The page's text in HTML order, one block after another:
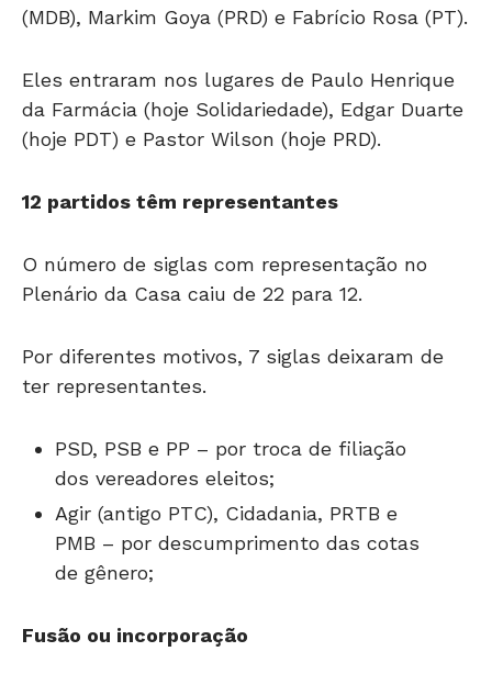
(MDB), Markim Goya (PRD) e Fabrício Rosa (PT).
Eles entraram nos lugares de Paulo Henrique
da Farmácia (hoje Solidariedade), Edgar Duarte
(hoje PDT) e Pastor Wilson (hoje PRD).
12 partidos têm representantes
O número de siglas com representação no
Plenário da Casa caiu de 22 para 12.
Por diferentes motivos, 7 siglas deixaram de
ter representantes.
PSD, PSB e PP – por troca de filiação
dos vereadores eleitos;
Agir (antigo PTC), Cidadania, PRTB e
PMB – por descumprimento das cotas
de gênero;
Fusão ou incorporação